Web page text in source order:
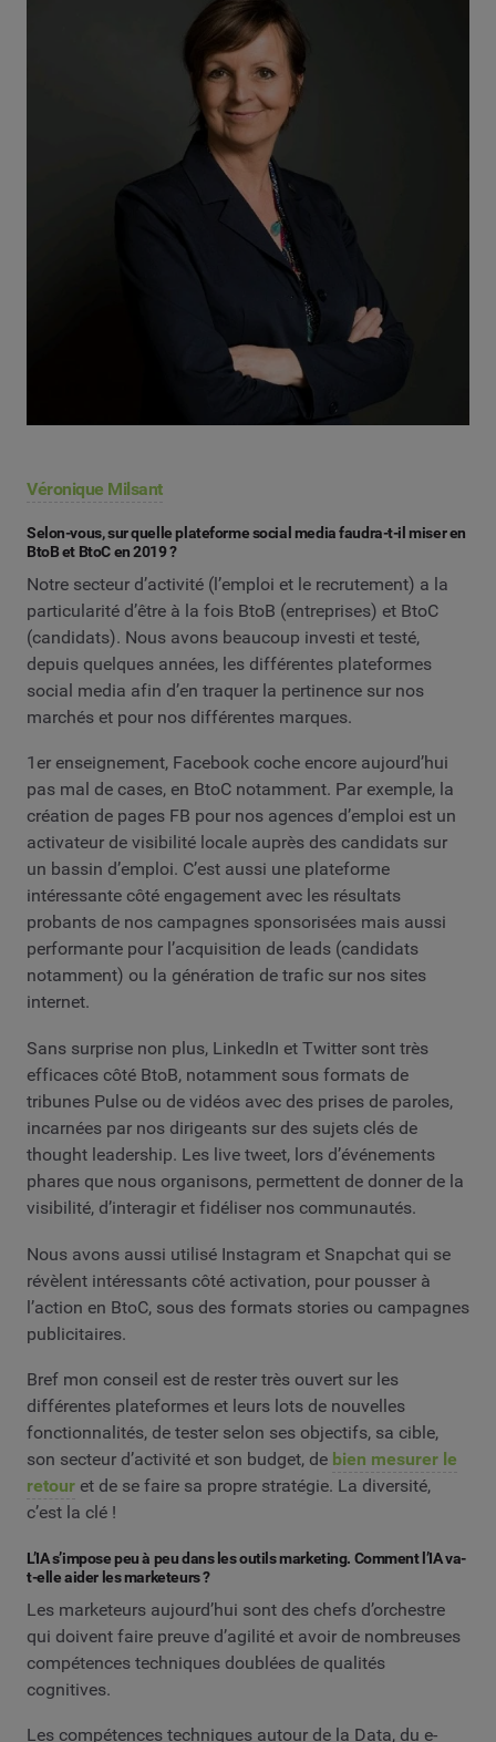
Véronique Milsant
Selon-vous, sur quelle plateforme social media faudra-t-il miser en
BtoB et BtoC en 2019 ?
Notre secteur d’activité (l’emploi et le recrutement) a la
particularité d’être à la fois BtoB (entreprises) et BtoC
(candidats). Nous avons beaucoup investi et testé,
depuis quelques années, les différentes plateformes
social media afin d’en traquer la pertinence sur nos
marchés et pour nos différentes marques.
1er enseignement, Facebook coche encore aujourd’hui
pas mal de cases, en BtoC notamment. Par exemple, la
création de pages FB pour nos agences d’emploi est un
activateur de visibilité locale auprès des candidats sur
un bassin d’emploi. C’est aussi une plateforme
intéressante côté engagement avec les résultats
probants de nos campagnes sponsorisées mais aussi
performante pour l’acquisition de leads (candidats
notamment) ou la génération de trafic sur nos sites
internet.
Sans surprise non plus, LinkedIn et Twitter sont très
efficaces côté BtoB, notamment sous formats de
tribunes Pulse ou de vidéos avec des prises de paroles,
incarnées par nos dirigeants sur des sujets clés de
thought leadership. Les live tweet, lors d’événements
phares que nous organisons, permettent de donner de la
visibilité, d’interagir et fidéliser nos communautés.
Nous avons aussi utilisé Instagram et Snapchat qui se
révèlent intéressants côté activation, pour pousser à
l’action en BtoC, sous des formats stories ou campagnes
publicitaires.
Bref mon conseil est de rester très ouvert sur les
différentes plateformes et leurs lots de nouvelles
fonctionnalités, de tester selon ses objectifs, sa cible,
son secteur d’activité et son budget, de bien mesurer le
retour et de se faire sa propre stratégie. La diversité,
c’est la clé !
L’IA s’impose peu à peu dans les outils marketing. Comment l’IA va-
t-elle aider les marketeurs ?
Les marketeurs aujourd’hui sont des chefs d’orchestre
qui doivent faire preuve d’agilité et avoir de nombreuses
compétences techniques doublées de qualités
cognitives.
Les compétences techniques autour de la Data, du e-